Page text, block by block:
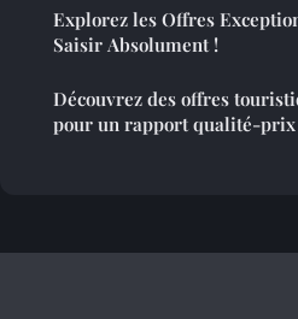
Explorez les Offres
Saisir Absolument !
Découvrez des offres
pour un rapport qualité-prix